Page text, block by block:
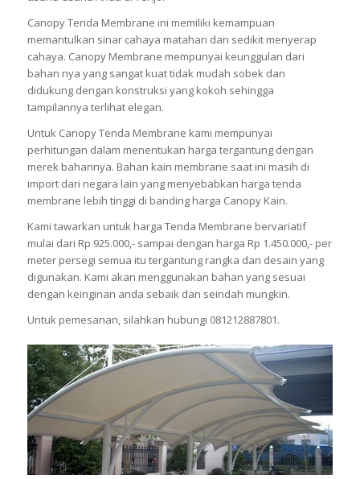
Canopy Tenda Membrane ini memiliki kemampuan
memantulkan sinar cahaya matahari dan sedikit menyerap
cahaya. Canopy Membrane mempunyai keunggulan dari
bahan nya yang sangat kuat tidak mudah sobek dan
didukung dengan konstruksi yang kokoh sehingga
tampilannya terlihat elegan.
Untuk Canopy Tenda Membrane kami mempunyai
perhitungan dalam menentukan harga tergantung dengan
merek bahannya. Bahan kain membrane saat ini masih di
import dari negara lain yang menyebabkan harga tenda
membrane lebih tinggi di banding harga Canopy Kain.
Kami tawarkan untuk harga Tenda Membrane bervariatif
mulai dari Rp 925.000,- sampai dengan harga Rp 1.450.000,- per
meter persegi semua itu tergantung rangka dan desain yang
digunakan. Kami akan menggunakan bahan yang sesuai
dengan keinginan anda sebaik dan seindah mungkin.
Untuk pemesanan, silahkan hubungi 081212887801.